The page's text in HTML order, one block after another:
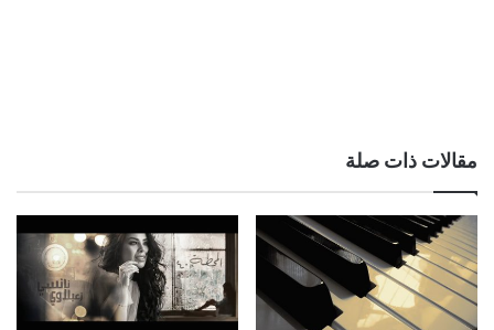
مقالات ذات صلة